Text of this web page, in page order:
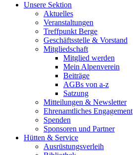
Unsere Sektion
Aktuelles
Veranstaltungen
Treffpunkt Berge
Geschäftsstelle & Vorstand
Mitgliedschaft
Mitglied werden
Mein Alpenverein
Beiträge
AGBs von a-z
Satzung
Mitteilungen & Newsletter
Ehrenamtliches Engagement
Spenden
Sponsoren und Partner
Hütten & Service
Ausrüstungsverleih